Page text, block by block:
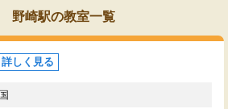
だき、子どももびっ
んでやる気を持って
。狙い通り、少しず
手意識も無くなっ
苦手な数学も追加
。来年の高校受験に
野崎駅の教室一覧
詳しく見る